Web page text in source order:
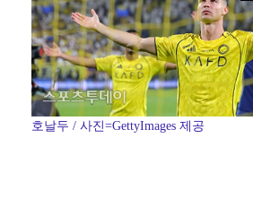
호날두 / 사진=GettyImages 제공